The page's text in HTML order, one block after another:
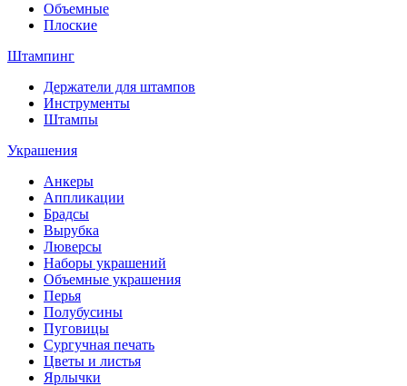
Объемные
Плоские
Штампинг
Держатели для штампов
Инструменты
Штампы
Украшения
Анкеры
Аппликации
Брадсы
Вырубка
Люверсы
Наборы украшений
Объемные украшения
Перья
Полубусины
Пуговицы
Сургучная печать
Цветы и листья
Ярлычки